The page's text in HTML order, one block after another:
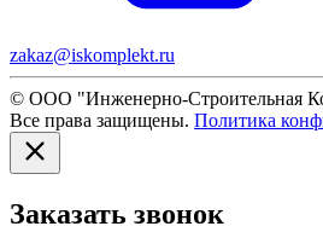
zakaz@iskomplekt.ru
© ООО "Инженерно-Строительная
Все права защищены. Политика
Заказать звонок